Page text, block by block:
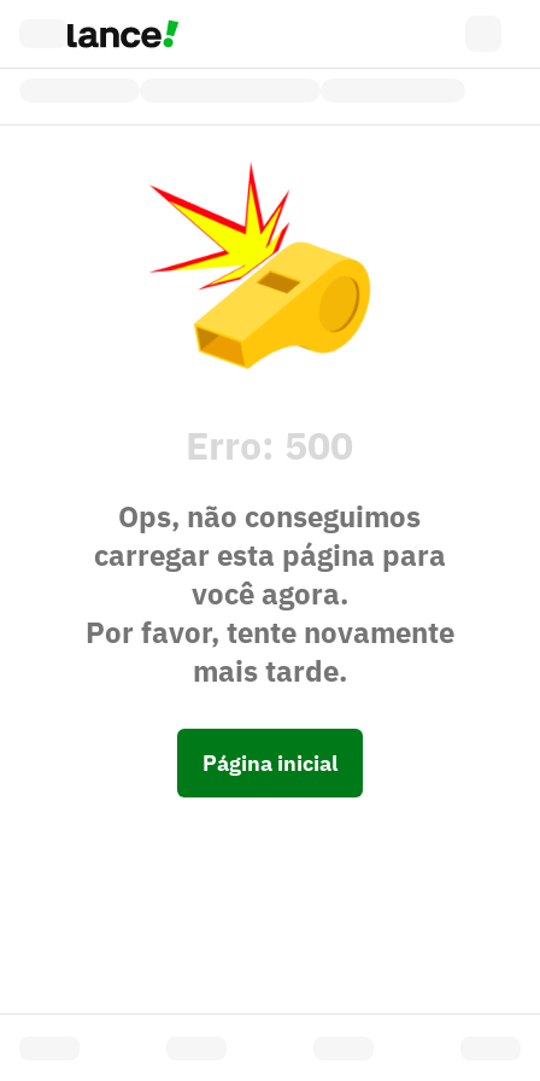
Erro: 500
Ops, não conseguimos
carregar esta página para
você agora.
Por favor, tente novamente
mais tarde.
Página inicial